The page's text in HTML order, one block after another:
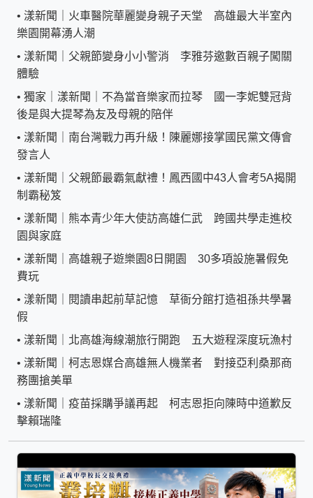
• 漾新聞｜火車醫院華麗變身親子天堂 高雄最大半室內
樂園開幕湧人潮
• 漾新聞｜父親節變身小小警消 李雅芬邀數百親子闖關
體驗
• 獨家｜漾新聞｜不為當音樂家而拉琴 國一李妮雙冠背
後是與大提琴為友及母親的陪伴
• 漾新聞｜南台灣戰力再升級！陳麗娜接掌國民黨文傳會
發言人
• 漾新聞｜父親節最霸氣獻禮！鳳西國中43人會考5A揭開
制霸秘笈
• 漾新聞｜熊本青少年大使訪高雄仁武 跨國共學走進校
園與家庭
• 漾新聞｜高雄親子遊樂園8日開園 30多項設施暑假免
費玩
• 漾新聞｜閱讀串起前草記憶 草衙分館打造祖孫共學暑
假
• 漾新聞｜北高雄海線潮旅行開跑 五大遊程深度玩漁村
• 漾新聞｜柯志恩媒合高雄無人機業者 對接亞利桑那商
務團搶美單
• 漾新聞｜疫苗採購爭議再起 柯志恩拒向陳時中道歉反
擊賴瑞隆